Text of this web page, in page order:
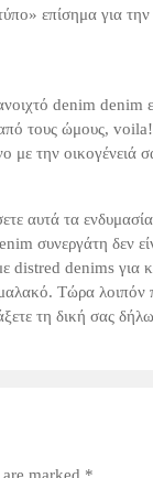
επίσημα για
denim denim
τους ώμους, voila!
με την οικογένειά
αυτά τα
συνεργάτη δεν
distred denims για
Τώρα λοιπόν
τη δική σας